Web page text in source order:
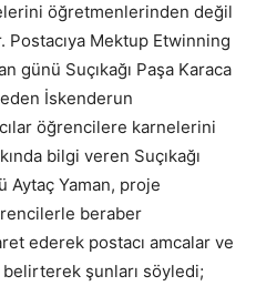
öğretmenlerinden değil
Postacıya Mektup Etwinning
günü Suçıkağı Paşa Karaca
İskenderun
öğrencilere karnelerini
bilgi veren Suçıkağı
Aytaç Yaman, proje
beraber
ederek postacı amcalar ve
şunları söyledi;